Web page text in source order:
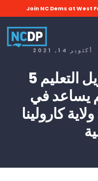
Join NC Dems at West
أكتوبر 14, 2021
5 أيام 5 طرق: تمويل التعليم
يساعد في
كارولينا